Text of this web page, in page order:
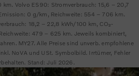
km. Volvo ES90: Stromverbrauch: 15,6 – 20,7
0 g/km, Reichweite: 554 – 706 km.
18,2 – 22,8 kWh/100 km, CO₂-
479 – 625 km. Jeweils kombiniert,
MY27. Alle Preise sind unverb. empfohlene
NoVA und USt. Symbolbild. Irrtümer, Fehler
Stand: Juli 2026.